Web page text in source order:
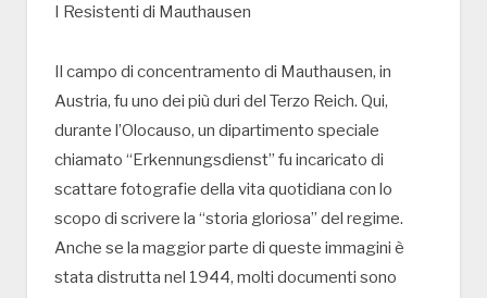
I Resistenti di Mauthausen
Il campo di concentramento di Mauthausen, in
Austria, fu uno dei più duri del Terzo Reich. Qui,
durante l’Olocauso, un dipartimento speciale
chiamato “Erkennungsdienst” fu incaricato di
scattare fotografie della vita quotidiana con lo
scopo di scrivere la “storia gloriosa” del regime.
Anche se la maggior parte di queste immagini è
stata distrutta nel 1944, molti documenti sono